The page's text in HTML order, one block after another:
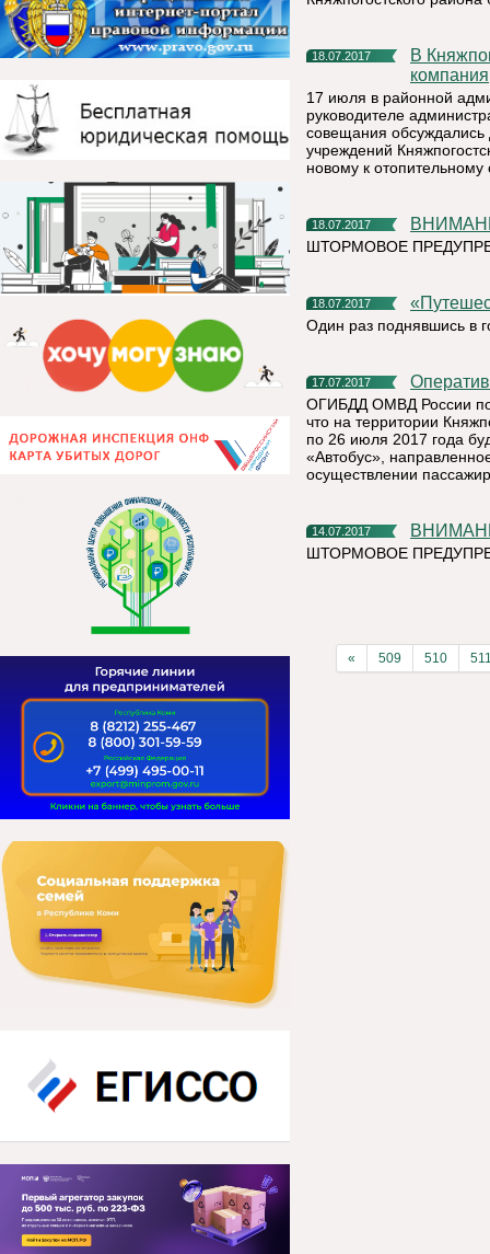
18.07.2017
В Княжпогостский район пришла новая ресурсоснабжающая
компания
17 июля в районной
руководителе
совещания обсуждались
учреждений
новому к отопительному
18.07.2017
ШТОРМОВОЕ
18.07.2017
Один раз поднявшись в
17.07.2017
ОГИБДД ОМВД России по
что на территории
по 26 июля 2017 года
«Автобус»,
осуществлении
14.07.2017
ШТОРМОВОЕ
« 509 510